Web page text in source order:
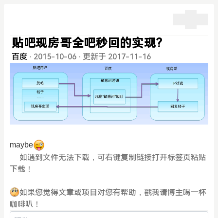
贴吧现房哥全吧秒回的实现?
百度 · 2015-10-06 · 更新于 2017-11-16
maybe
如遇到文件无法下载，可右键复制链接打开标签页粘贴
下载！
如果您觉得文章或项目对您有帮助，戳我请博主喝一杯
咖啡叭！